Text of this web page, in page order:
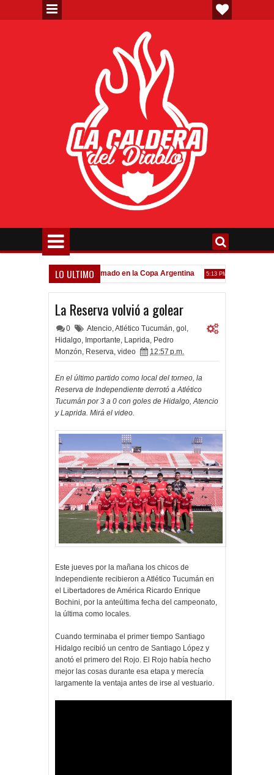
LO ULTIMO
Todo confirmado en la Copa Argentina 5:13 PM Goleada
La Reserva volvió a golear
0 Atencio,Atlético Tucumán, gol ,
Hidalgo, Importante, Laprida, Pedro
Monzón, Reserva, video 12:57 p.m.
En el último partido como local del torneo, la
Reserva de Independiente derrotó a Atlético
Tucumán por 3 a 0 con goles de Hidalgo, Atencio
y Laprida. Mirá el video.
Este jueves por la mañana los chicos de
Independiente recibieron a Atlético Tucumán en
el Libertadores de América Ricardo Enrique
Bochini, por la anteúltima fecha del campeonato,
la última como locales.
Cuando terminaba el primer tiempo Santiago
Hidalgo recibió un centro de Santiago López y
anotó el primero del Rojo. El Rojo había hecho
mejor las cosas durante esa etapa y merecía
largamente la ventaja antes de irse al vestuario.